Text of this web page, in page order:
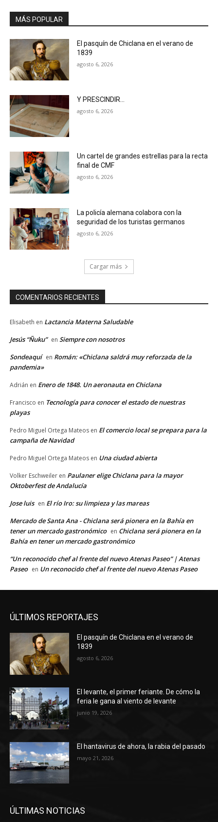
MÁS POPULAR
El pasquín de Chiclana en el verano de
1839
agosto 6, 2026
Y PRESCINDIR…
agosto 6, 2026
Un cartel de grandes estrellas para la recta
final de CMF
agosto 6, 2026
La policía alemana colabora con la
seguridad de los turistas germanos
agosto 6, 2026
Cargar más
COMENTARIOS RECIENTES
Elisabeth en Lactancia Materna Saludable
Jesús “Ñuku” en Siempre con nosotros
Sondeaquí en Román: «Chiclana saldrá muy reforzada de la
pandemia»
Adrián en Enero de 1848. Un aeronauta en Chiclana
Francisco en Tecnología para conocer el estado de nuestras
playas
Pedro Miguel Ortega Mateos en El comercio local se prepara para la
campaña de Navidad
Pedro Miguel Ortega Mateos en Una ciudad abierta
Volker Eschweiler en Paulaner elige Chiclana para la mayor
Oktoberfest de Andalucía
Jose luis en El río Iro: su limpieza y las mareas
Mercado de Santa Ana - Chiclana será pionera en la Bahía en
tener un mercado gastronómico en Chiclana será pionera en la
Bahía en tener un mercado gastronómico
“Un reconocido chef al frente del nuevo Atenas Paseo” | Atenas
Paseo en Un reconocido chef al frente del nuevo Atenas Paseo
ÚLTIMOS REPORTAJES
El pasquín de Chiclana en el verano de
1839
agosto 6, 2026
El levante, el primer feriante. De cómo la
feria le gana al viento de levante
junio 19, 2026
El hantavirus de ahora, la rabia del pasado
mayo 21, 2026
ÚLTIMAS NOTICIAS